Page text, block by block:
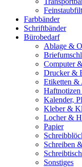
Farbbänder
Schriftbänder
Bürobedarf
Ablage &
Computer
Drucker &
Etiketten &
Kalender,
Kleber &
Locher &
Papier
Schreiben
Sonstiges